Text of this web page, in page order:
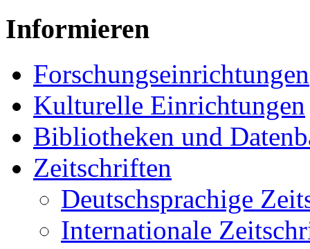
Informieren
Forschungseinrichtungen
Kulturelle Einrichtungen
Bibliotheken und
Zeitschriften
Deutschsprachige
Internationale